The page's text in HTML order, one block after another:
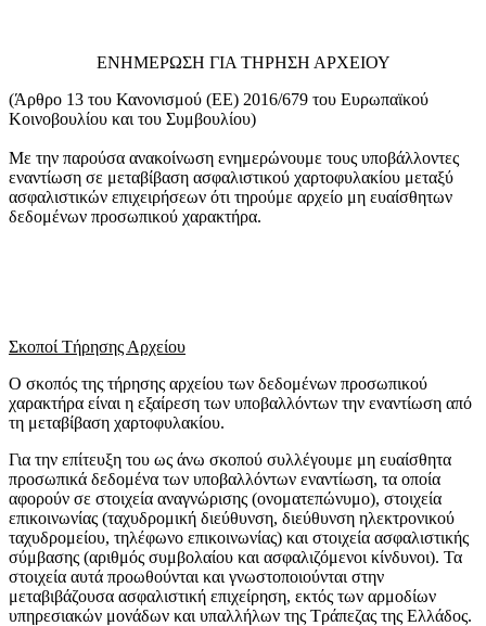
ΕΝΗΜΕΡΩΣΗ ΓΙΑ ΤΗΡΗΣΗ ΑΡΧΕΙΟΥ
(Άρθρο 13 του Κανονισμού (ΕΕ) 2016/679 του Ευρωπαϊκού
Κοινοβουλίου και του Συμβουλίου)
Με την παρούσα ανακοίνωση ενημερώνουμε τους υποβάλλοντες
εναντίωση σε μεταβίβαση ασφαλιστικού χαρτοφυλακίου μεταξύ
ασφαλιστικών επιχειρήσεων ότι τηρούμε αρχείο μη ευαίσθητων
δεδομένων προσωπικού χαρακτήρα.
Σκοποί Τήρησης Αρχείου
Ο σκοπός της τήρησης αρχείου των δεδομένων προσωπικού
χαρακτήρα είναι η εξαίρεση των υποβαλλόντων την εναντίωση από
τη μεταβίβαση χαρτοφυλακίου.
Για την επίτευξη του ως άνω σκοπού συλλέγουμε μη ευαίσθητα
προσωπικά δεδομένα των υποβαλλόντων εναντίωση, τα οποία
αφορούν σε στοιχεία αναγνώρισης (ονοματεπώνυμο), στοιχεία
επικοινωνίας (ταχυδρομική διεύθυνση, διεύθυνση ηλεκτρονικού
ταχυδρομείου, τηλέφωνο επικοινωνίας) και στοιχεία ασφαλιστικής
σύμβασης (αριθμός συμβολαίου και ασφαλιζόμενοι κίνδυνοι). Τα
στοιχεία αυτά προωθούνται και γνωστοποιούνται στην
μεταβιβάζουσα ασφαλιστική επιχείρηση, εκτός των αρμοδίων
υπηρεσιακών μονάδων και υπαλλήλων της Τράπεζας της Ελλάδος.